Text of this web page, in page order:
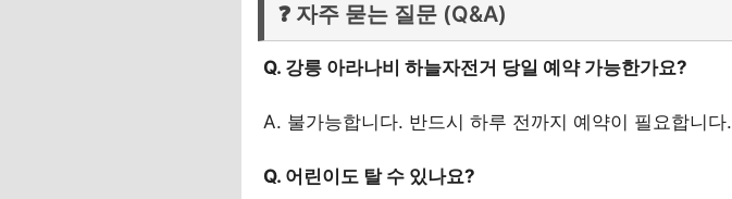
❓ 자주 묻는 질문 (Q&A)
Q. 강릉 아라나비 하늘자전거 당일 예약 가능한가요?
A. 불가능합니다. 반드시 하루 전까지 예약이 필요합니다.
Q. 어린이도 탈 수 있나요?